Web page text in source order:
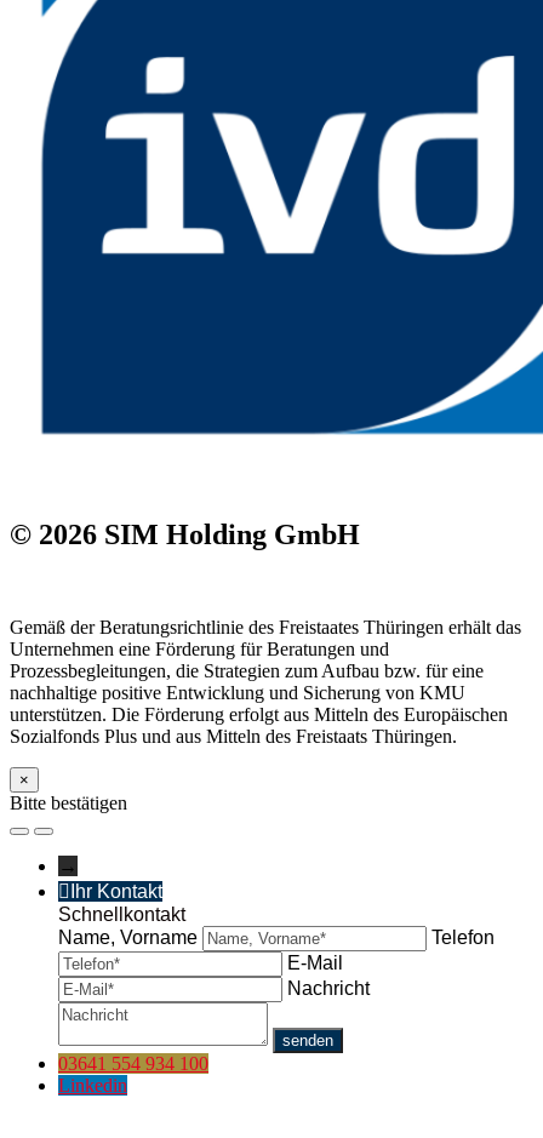
© 2026 SIM Holding GmbH
Gemäß der Beratungsrichtlinie des Freistaates Thüringen erhält das
Unternehmen eine Förderung für Beratungen und
Prozessbegleitungen, die Strategien zum Aufbau bzw. für eine
nachhaltige positive Entwicklung und Sicherung von KMU
unterstützen. Die Förderung erfolgt aus Mitteln des Europäischen
Sozialfonds Plus und aus Mitteln des Freistaats Thüringen.
×
Bitte bestätigen
→
Ihr Kontakt
Schnellkontakt
Name, Vorname
Telefon
E-Mail
Nachricht
03641 554 934 100
Linkedin